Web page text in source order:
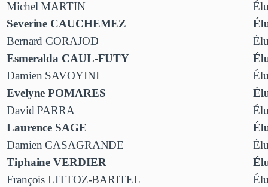
Michel MARTIN
Severine CAUCHEMEZ
Bernard CORAJOD
Esmeralda CAUL-FUTY
Damien SAVOYINI
Evelyne POMARES
David PARRA
Laurence SAGE
Damien CASAGRANDE
Tiphaine VERDIER
François LITTOZ-BARITEL